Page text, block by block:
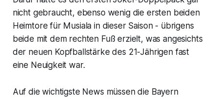
nicht gebraucht, ebenso wenig die ersten beiden
Heimtore für Musiala in dieser Saison - übrigens
beide mit dem rechten Fuß erzielt, was angesichts
der neuen Kopfballstärke des 21-Jährigen fast
eine Neuigkeit war.
Auf die wichtigste News müssen die Bayern